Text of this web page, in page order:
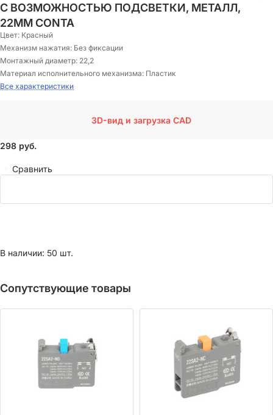
С ВОЗМОЖНОСТЬЮ ПОДСВЕТКИ, МЕТАЛЛ,
22ММ CONTA
Цвет: Красный
Механизм нажатия: Без фиксации
Монтажный диаметр: 22,2
Материал исполнительного механизма: Пластик
Все характеристики
3D-вид и загрузка CAD
298 руб.
Сравнить
В наличии: 50 шт.
Сопутствующие товары